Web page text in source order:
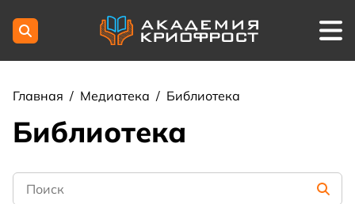
Главная / Медиатека / Библиотека
Библиотека